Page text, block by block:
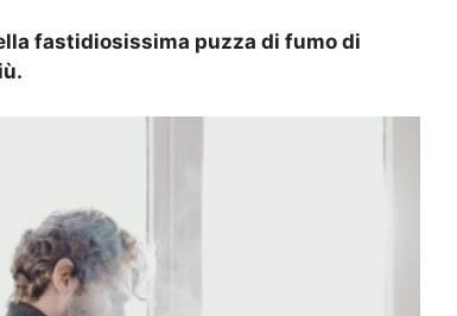
fastidiosissima puzza di fumo di